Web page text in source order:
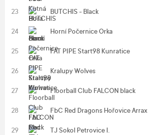
23 BUTCHIS - Black
24 Horní Počernice Orka
25 FAT PIPE Start98 Kunratice
26 Kralupy Wolves
27 Floorball Club FALCON black
28 FbC Red Dragons Hořovice Arrax
29 TJ Sokol Petrovice I.